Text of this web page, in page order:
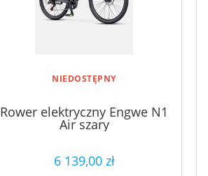
NIEDOSTĘPNY
Rower elektryczny Engwe N1
Air szary
6 139,00 zł